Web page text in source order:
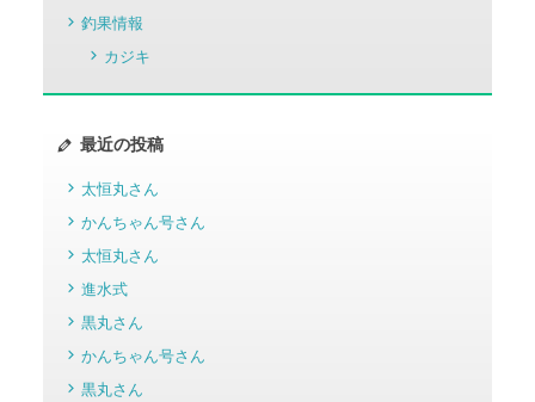
釣果情報
カジキ
最近の投稿
太恒丸さん
かんちゃん号さん
太恒丸さん
進水式
黒丸さん
かんちゃん号さん
黒丸さん